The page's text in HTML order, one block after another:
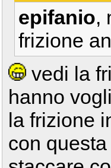
epifanio,
frizione
vedi la
hanno
la frizione
con